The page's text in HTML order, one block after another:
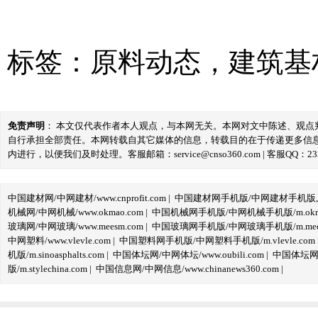
标签： 原料动态 ， 建筑基
免责声明 ： 本文仅代表作者本人观点，与本网无关。本网对文中陈述、观
自行承担全部责任。本网转载自其它媒体的信息，转载目的在于传递更多
内进行，以便我们及时处理。客服邮箱：service@cnso360.com | 客服QQ：
中国建材网/中网建材/www.cnprofit.com | 中国建材网手机版/中网建材手机版
机械网/中网机械/www.okmao.com | 中国机械网手机版/中网机械手机版/
玻璃网/中网玻璃/www.meesm.com | 中国玻璃网手机版/中网玻璃手机版/
中网塑料/www.vlevle.com | 中国塑料网手机版/中网塑料手机版/m.vlevle.com
机版/m.sinoasphalts.com | 中国体坛网/中网体坛/www.oubili.com | 中国体坛
版/m.stylechina.com | 中国信息网/中网信息/www.chinanews360.com |